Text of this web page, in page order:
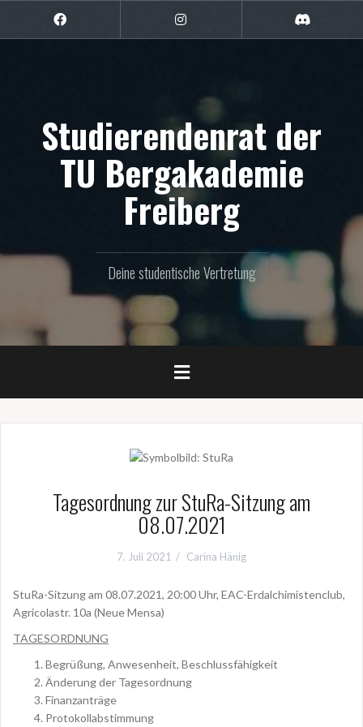
springen
Facebook
Studierendenrat der
TU Bergakademie
Freiberg
Deine studentische Vertretung
Tagesordnung zur StuRa-Sitzung am
08.07.2021
7. Juli 2021 Carina Hänig
StuRa-Sitzung am 08.07.2021, 20:00 Uhr, EAC-Erdalchimistenclub,
Agricolastr. 10a (Neue Mensa)
TAGESORDNUNG
Begrüßung, Anwesenheit, Beschlussfähigkeit
Änderung der Tagesordnung
Finanzanträge
Protokollabstimmung